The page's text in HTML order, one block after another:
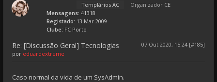
Templários AC
Organizador CE
Mensagens: 41318
Registado: 13 Mar 2009
Clube: FC Porto
Re: [Discussão Geral] Tecnologias
07 Out 2020, 15:24 [#185]
por eduardextreme
Caso normal da vida de um SysAdmin.